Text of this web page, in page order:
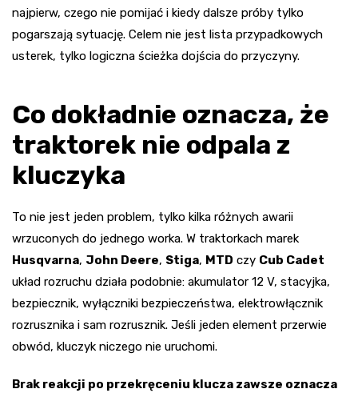
najpierw, czego nie pomijać i kiedy dalsze próby tylko
pogarszają sytuację. Celem nie jest lista przypadkowych
usterek, tylko logiczna ścieżka dojścia do przyczyny.
Co dokładnie oznacza, że
traktorek nie odpala z
kluczyka
To nie jest jeden problem, tylko kilka różnych awarii
wrzuconych do jednego worka. W traktorkach marek
Husqvarna, John Deere, Stiga, MTD czy Cub Cadet
układ rozruchu działa podobnie: akumulator 12 V, stacyjka,
bezpiecznik, wyłączniki bezpieczeństwa, elektrowłącznik
rozrusznika i sam rozrusznik. Jeśli jeden element przerwie
obwód, kluczyk niczego nie uruchomi.
Brak reakcji po przekręceniu klucza zawsze oznacza